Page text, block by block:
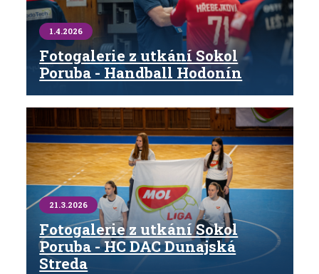
1.4.2026
Fotogalerie z utkání Sokol
Poruba - Handball Hodonín
21.3.2026
Fotogalerie z utkání Sokol
Poruba - HC DAC Dunajská
Streda